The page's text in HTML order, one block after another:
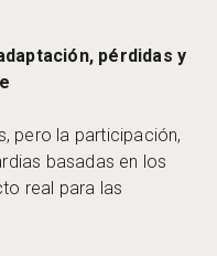
pérdidas y
pero la participación,
basadas en los
real para las